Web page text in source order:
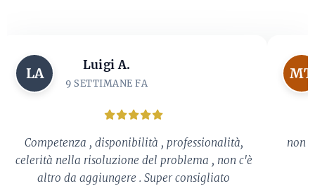
LA Luigi A.
9 SETTIMANE FA
Competenza , disponibilità , professionalità,
celerità nella risoluzione del problema , non c'è
altro da aggiungere . Super consigliato
MT
non